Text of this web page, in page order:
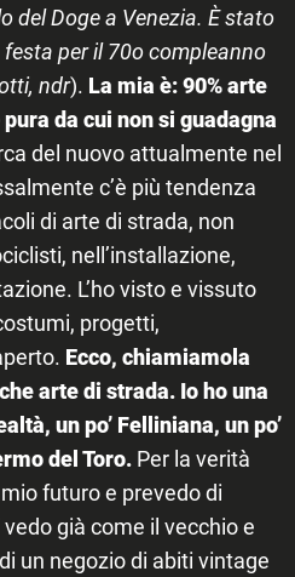
del Doge a Venezia. È stato
per il 70o compleanno
ndr). La mia è: 90% arte
da cui non si guadagna
del nuovo attualmente nel
c’è più tendenza
di arte di strada, non
nell’installazione,
L’ho visto e vissuto
progetti,
Ecco, chiamiamola
arte di strada. Io ho una
un po’ Felliniana, un po’
del Toro. Per la verità
futuro e prevedo di
già come il vecchio e
un negozio di abiti vintage